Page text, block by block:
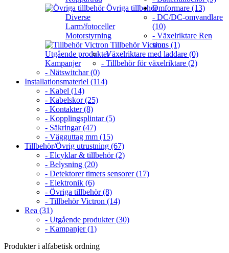
Övriga tillbehör
Diverse
Larm/fotoceller
Motorstyrning
Tillbehör Victron
Utgående produkter
Kampanjer
Omformare (13)
- DC/DC-omvandlare
(10)
- Växelriktare Ren
sinus (1)
- Växelriktare med laddare (0)
- Tillbehör för växelriktare (2)
- Nätswitchar (0)
Installationsmateriel (114)
- Kabel (14)
- Kabelskor (25)
- Kontakter (8)
- Kopplingsplintar (5)
- Säkringar (47)
- Vägguttag mm (15)
Tillbehör/Övrig utrustning (67)
- Elcyklar & tillbehör (2)
- Belysning (20)
- Detektorer timers sensorer (17)
- Elektronik (6)
- Övriga tillbehör (8)
- Tillbehör Victron (14)
Rea (31)
- Utgående produkter (30)
- Kampanjer (1)
Produkter i alfabetisk ordning